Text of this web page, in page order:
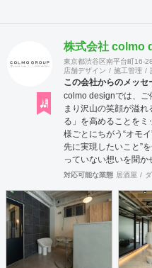
株式会社 colmo
東京都渋谷区南平台町16-
店舗デザイン
施工管理
この会社からのメッセ
colmo designでは、ご
まり沢山の笑顔が溢
る」を高めることを
様ごとにちがう“オモ
先に実現したいこと”
っていない想いを聞
上。 グループ会社で
提案をいたします。 ◉
客ターゲット・マー
美容業界専門のデザ
のための販促ツール ⑦
まずはご相談やお話だ
くださいませ！
対応可能な業態 居酒屋